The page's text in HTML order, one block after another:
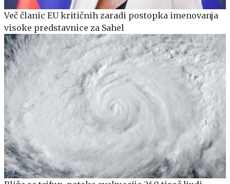
Več članic EU kritičnih zaradi postopka imenovanja
visoke predstavnice za Sahel